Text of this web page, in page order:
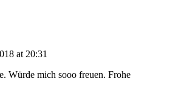
at 20:31
Würde mich sooo freuen. Frohe